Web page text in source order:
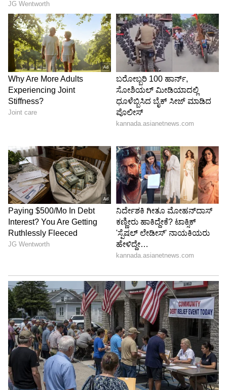
ಕೋಲಂ ರಾ ರೈಸ್
ಕಳೆದ ವಾರ ರೂ. 69 - ರೂ. 80
5
5
Image Credit :Freepik
ತೊಗರಿಬೇಳೆ ದರ ಏರಿಕೆ
ಅಕ್ಕಿ ಬೆನ್ನಲ್ಲೇ ತೊಗರಿಬೇಳೆ ಬೆಲೆ ಏರಿಕೆಯಾಗಿದೆ. ತೊಗರಿ ಬೆಳೆ
ಕೆಜಿಗೆ 125 ರಿಂದ 128 ರೂಪಾಯಿ ಏರಿಕೆಯಾಗಿದೆ. ಇದೀಗ
ಇತರ ಬೇಳೆ ಕಾಳುಗಳ ಬೆಲೆಯೂ ಏರಿಕಾಯಾಗುತ್ತಿದೆ.
ಜನಸಾಮಾನ್ಯರ ದಿನ ನಿತ್ಯದ ಬದುಕು ದುಬಾರಿಯಾಗುತ್ತಿದೆ.
ಸಾಧ್ಯವಾಗದೇ ಹೈರಾಣಾಗುತ್ತಿದ್ದಾರೆ.